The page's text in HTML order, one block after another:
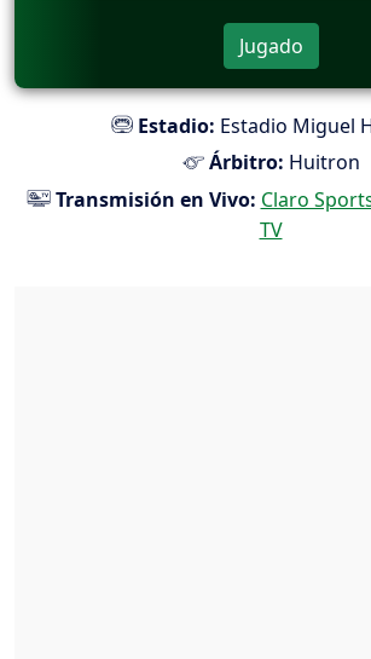
Jugado
Estadio: Estadio Miguel
Árbitro: Huitron
Transmisión en Vivo: Claro
TV